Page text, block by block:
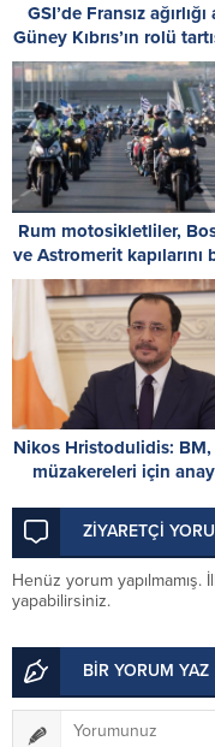
GSI’de Fransız ağırlığı
Güney Kıbrıs’ın rolü
Rum motosikletliler,
ve Astromerit kapılarını
“kısa süreliğine
Nikos Hristodulidis: BM,
müzakereleri için
ZİYARETÇİ
Henüz yorum yapılmamış.
yapabilirsiniz.
BİR YORUM YAZ